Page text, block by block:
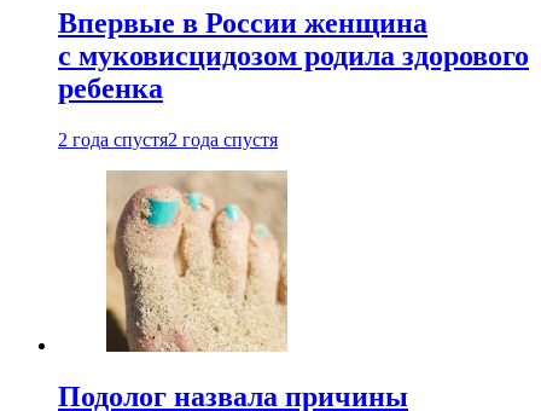
Впервые в России женщина
с муковисцидозом родила здорового
ребенка
2 года спустя2 года спустя
Подолог назвала причины